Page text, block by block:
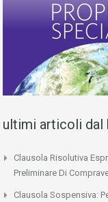
ultimi articoli dal
Clausola Risolutiva
Preliminare Di
Clausola Sospensiva: